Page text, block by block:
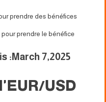
prendre des bénéfices
prendre le bénéfice
:March 7,2025
USD